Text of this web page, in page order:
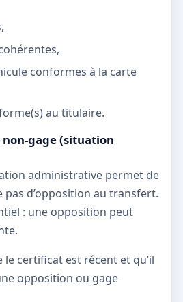
conformes à la carte
au titulaire.
gage (situation
administrative permet de
pas d’opposition au transfert.
: une opposition peut
le certificat est récent et qu’il
opposition ou gage